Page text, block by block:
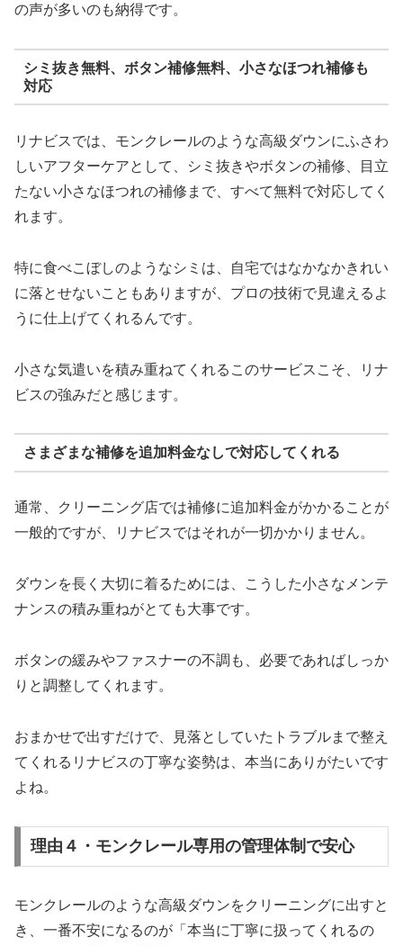
の声が多いのも納得です。
シミ抜き無料、ボタン補修無料、小さなほつれ補修も
対応
リナビスでは、モンクレールのような高級ダウンにふさわ
しいアフターケアとして、シミ抜きやボタンの補修、目立
たない小さなほつれの補修まで、すべて無料で対応してく
れます。
特に食べこぼしのようなシミは、自宅ではなかなかきれい
に落とせないこともありますが、プロの技術で見違えるよ
うに仕上げてくれるんです。
小さな気遣いを積み重ねてくれるこのサービスこそ、リナ
ビスの強みだと感じます。
さまざまな補修を追加料金なしで対応してくれる
通常、クリーニング店では補修に追加料金がかかることが
一般的ですが、リナビスではそれが一切かかりません。
ダウンを長く大切に着るためには、こうした小さなメンテ
ナンスの積み重ねがとても大事です。
ボタンの緩みやファスナーの不調も、必要であればしっか
りと調整してくれます。
おまかせで出すだけで、見落としていたトラブルまで整え
てくれるリナビスの丁寧な姿勢は、本当にありがたいです
よね。
理由４・モンクレール専用の管理体制で安心
モンクレールのような高級ダウンをクリーニングに出すと
き、一番不安になるのが「本当に丁寧に扱ってくれるの